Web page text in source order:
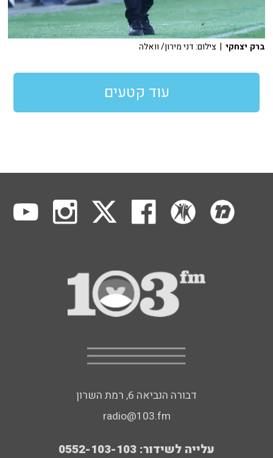
ברק יצחקי | צילום: דני מירון/ וואלה
עוד קטעים
דבורה הנביאה 6, רמת השרון
radio@103.fm
עלייה לשידור: 0552-103-103